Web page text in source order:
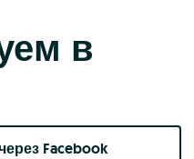
в
Facebook